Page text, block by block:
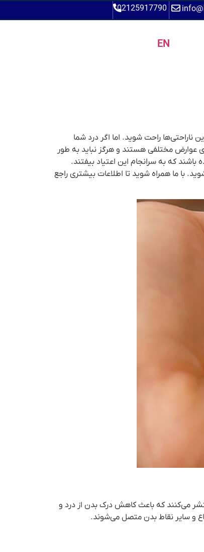
02125917790
EN
راحت شوید. اما اگر درد شما
عوارض مختلفی هستند و هرگز نباید به طور
که به سرانجام این اعتیاد بیفتند.
با ما همراه شوید تا اطلاعات بیشتری راجع
می‌کنند که باعث کاهش درک بدن از درد و
و سایر نقاط بدن متصل می‌شوند.